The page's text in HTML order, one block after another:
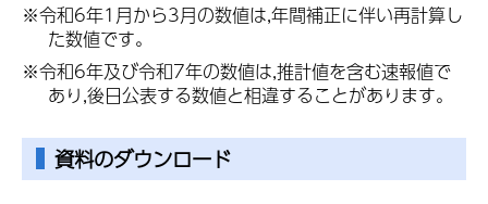
※令和6年1月から3月の数値は,年間補正に伴い再計算し
た数値です。
※令和6年及び令和7年の数値は,推計値を含む速報値で
あり,後日公表する数値と相違することがあります。
資料のダウンロード